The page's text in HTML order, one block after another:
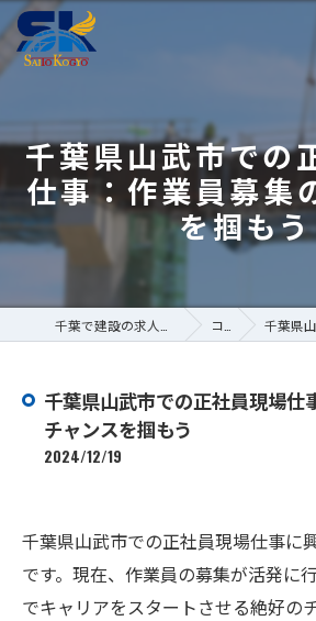
千葉県山武市での
仕事：作業員募集
を掴もう
コラム 千葉県山武市で
千葉県山武市での正社員現場仕
チャンスを掴もう
2024/12/19
千葉県山武市での正社員現場仕事に
です。現在、作業員の募集が活発に
でキャリアをスタートさせる絶好の